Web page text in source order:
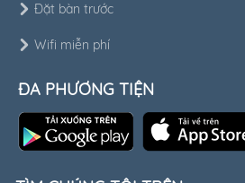
Đặt bàn trước
Wifi miễn phí
ĐA PHƯƠNG TIỆN